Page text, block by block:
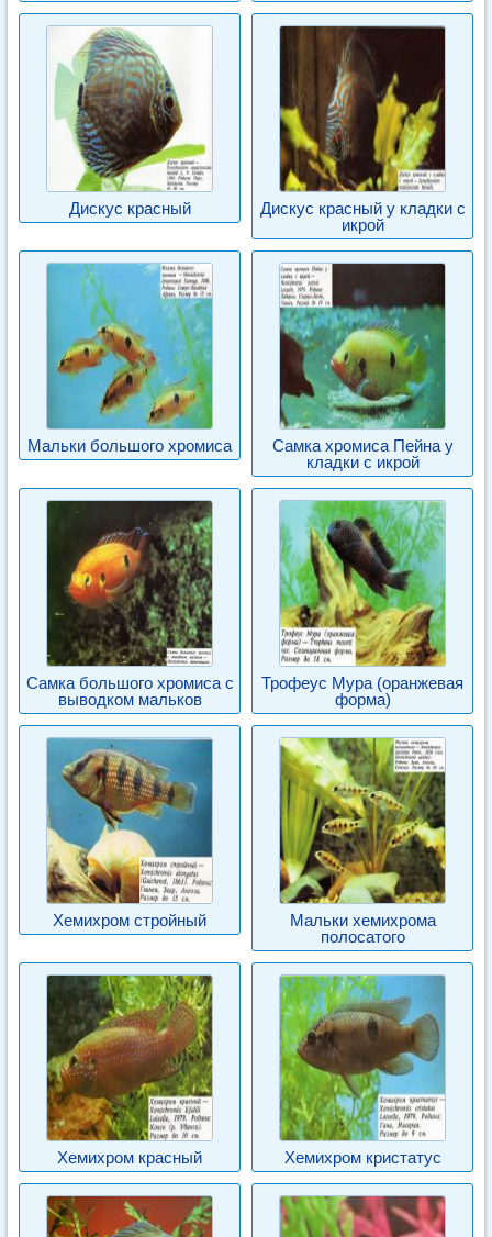
Дискус красный
Дискус красный у кладки с
икрой
Мальки большого хромиса
Самка хромиса Пейна у
кладки с икрой
Самка большого хромиса с
выводком мальков
Трофеус Мура (оранжевая
форма)
Хемихром стройный
Мальки хемихрома
полосатого
Хемихром красный Хемихром кристатус